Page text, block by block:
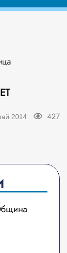
2014 427